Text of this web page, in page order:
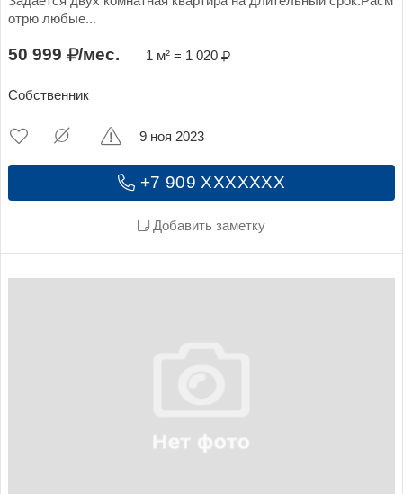
отрю любые...
50 999 /мес. 1 м² = 1 020
Собственник
+7 909 XXXXXXX
Добавить заметку
9 ноя 2023